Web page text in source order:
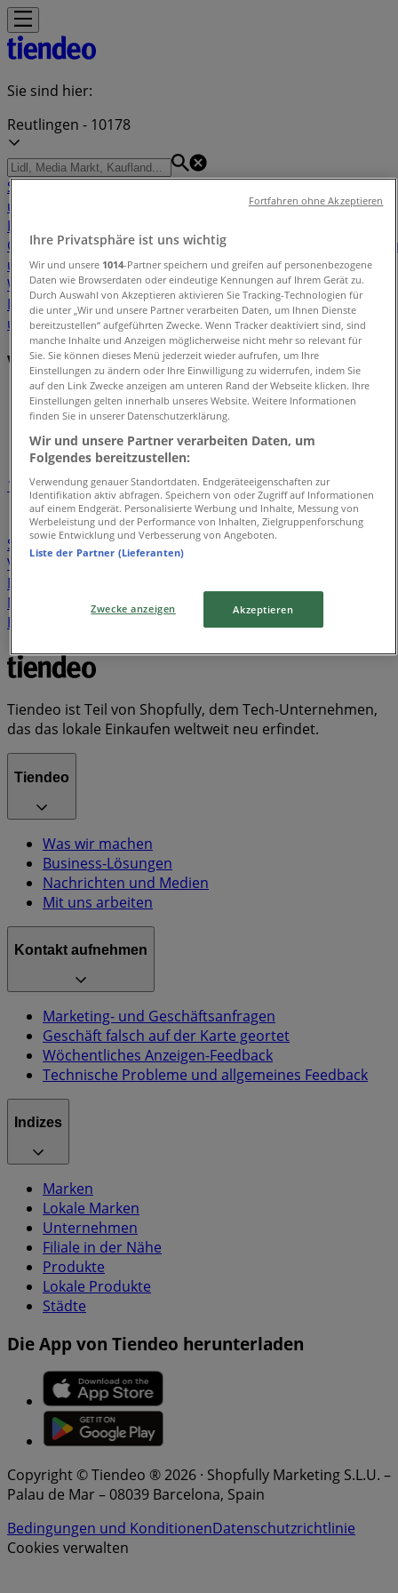
Sie sind hier:
Reutlingen - 10178
SchnäppchenSupermärkteMöbelhäuserKleidung, Schuhe
und Accessoires
Drogerien und
Parfümerie
GartencenterBiomärkteDiscounter
und BabyAuto, Motorrad und
WerkstattKaufhäuserReisen und FreizeitOptiker und
HörzentrenRestaurantsBücher und SchreibwarenBanken
und Versicherungen
Verzeichnis der Angebote in Reutlingen
Tiendeo in Reutlingen»
Verzeichnis der Angebote
1
Supermärkte
Kleidung, Schuhe und Accessoires
Sportgeschäfte
Spielzeug und Baby
Banken und
Versicherungen
Baumärkte und Gartencenter
Möbelhäuser
Motorrad und Werkstatt
Discounter
Drogerien und
Parfümerie
Seifenblasen
Metalldetektor
Tiendeo ist Teil von Shopfully, dem Tech-Unternehmen,
das das lokale Einkaufen weltweit neu erfindet.
Tiendeo
Was wir machen
Business-Lösungen
Nachrichten und Medien
Mit uns arbeiten
Kontakt aufnehmen
Marketing- und Geschäftsanfragen
Geschäft falsch auf der Karte geortet
Wöchentliches Anzeigen-Feedback
Technische Probleme und allgemeines Feedback
Indizes
Marken
Lokale Marken
Unternehmen
Filiale in der Nähe
Produkte
Lokale Produkte
Städte
Die App von Tiendeo herunterladen
Copyright © Tiendeo ® 2026 · Shopfully Marketing S.L.U. –
Palau de Mar – 08039 Barcelona, Spain
Bedingungen und KonditionenDatenschutzrichtlinie
Cookies verwalten
Ihre Privatsphäre ist uns wichtig
Wir und unsere 1014-Partner speichern und greifen auf personenbezogene
Daten wie Browserdaten oder eindeutige Kennungen auf Ihrem Gerät zu.
Durch Auswahl von Akzeptieren aktivieren Sie Tracking-Technologien für
die unter „Wir und unsere Partner verarbeiten Daten, um Ihnen Dienste
bereitzustellen“ aufgeführten Zwecke. Wenn Tracker deaktiviert sind, sind
manche Inhalte und Anzeigen möglicherweise nicht mehr so relevant für
Sie. Sie können dieses Menü jederzeit wieder aufrufen, um Ihre
Einstellungen zu ändern oder Ihre Einwilligung zu widerrufen, indem Sie
auf den Link Zwecke anzeigen am unteren Rand der Webseite klicken. Ihre
Einstellungen gelten innerhalb unseres Website. Weitere Informationen
finden Sie in unserer Datenschutzerklärung.
Wir und unsere Partner verarbeiten Daten, um
Folgendes bereitzustellen:
Verwendung genauer Standortdaten. Endgeräteeigenschaften zur
Identifikation aktiv abfragen. Speichern von oder Zugriff auf Informationen
auf einem Endgerät. Personalisierte Werbung und Inhalte, Messung von
Werbeleistung und der Performance von Inhalten, Zielgruppenforschung
sowie Entwicklung und Verbesserung von Angeboten.
Liste der Partner (Lieferanten)
Zwecke anzeigen Akzeptieren
Fortfahren ohne Akzeptieren